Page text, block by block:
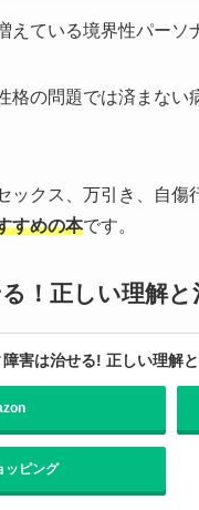
えている境界性パーソ
格の問題では済まな
クス、万引き、自傷
すめの本です。
！正しい理解と
害は治せる! 正しい理解
ッピング